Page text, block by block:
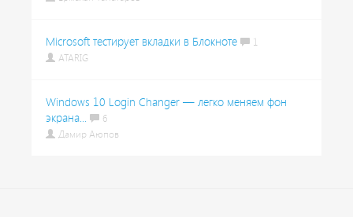
Microsoft тестирует вкладки в Блокноте
1
ATARIG
Windows 10 Login Changer — легко меняем фон
экрана...
6
Дамир Аюпов